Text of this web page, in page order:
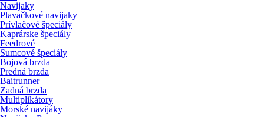
Navijaky
Plavačkové navijaky
Prívlačové špeciály
Kaprárske špeciály
Feedrové
Sumcové špeciály
Bojová brzda
Predná brzda
Baitrunner
Zadná brzda
Multiplikátory
Morské navijáky